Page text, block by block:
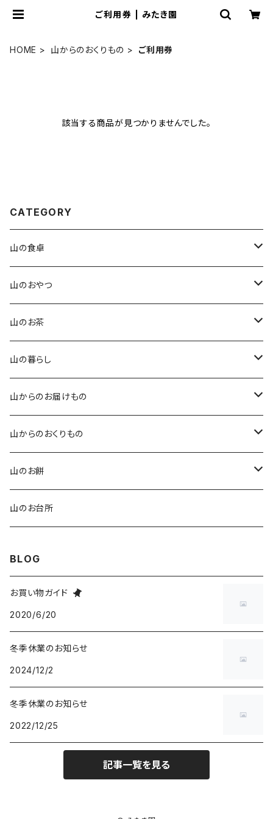
ご利用券 | みたき園
HOME 山からのおくりもの ご利用券
該当する商品が見つかりませんでした。
CATEGORY
山の食卓
手作りこんにゃく
田楽味噌
山椒味噌
玄米醤油糀
玄米塩糀
山のおやつ
四季を味わう琥珀糖
石臼挽きのきな粉香るクッキー
オリジナル卵せんべい
山のお茶
番茶
紅茶
山の暮らし
オリジナルてぬぐい
草ホーキ ミニ
草スリッパ
山からのお届けもの
ふるさと便（年間）
ふるさと便（ひと月便）
ふるさと便（ミニ）
山からのおくりもの
お食事券
ご利用券
山のお餅
栃餅
白餅
山のお台所
BLOG
お買い物ガイド
2020/6/20
冬季休業のお知らせ
2024/12/2
冬季休業のお知らせ
2022/12/25
記事一覧を見る